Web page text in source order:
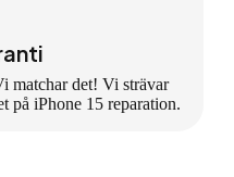
matchar det! Vi strävar
på iPhone 15 reparation.